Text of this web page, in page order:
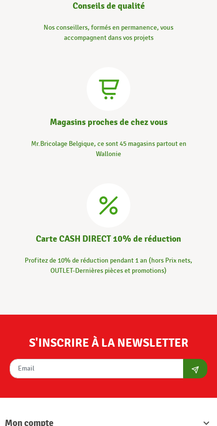
Conseils de qualité
Nos conseillers, formés en permanence, vous
accompagnent dans vos projets
Magasins proches de chez vous
Mr.Bricolage Belgique, ce sont 45 magasins partout en
Wallonie
Carte CASH DIRECT 10% de réduction
Profitez de 10% de réduction pendant 1 an (hors Prix nets,
OUTLET-Dernières pièces et promotions)
S'INSCRIRE À LA NEWSLETTER
Mon compte 